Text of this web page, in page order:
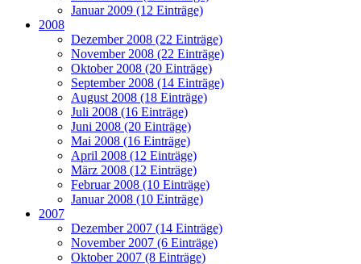
Januar 2009 (12 Einträge)
2008
Dezember 2008 (22 Einträge)
November 2008 (22 Einträge)
Oktober 2008 (20 Einträge)
September 2008 (14 Einträge)
August 2008 (18 Einträge)
Juli 2008 (16 Einträge)
Juni 2008 (20 Einträge)
Mai 2008 (16 Einträge)
April 2008 (12 Einträge)
März 2008 (12 Einträge)
Februar 2008 (10 Einträge)
Januar 2008 (10 Einträge)
2007
Dezember 2007 (14 Einträge)
November 2007 (6 Einträge)
Oktober 2007 (8 Einträge)